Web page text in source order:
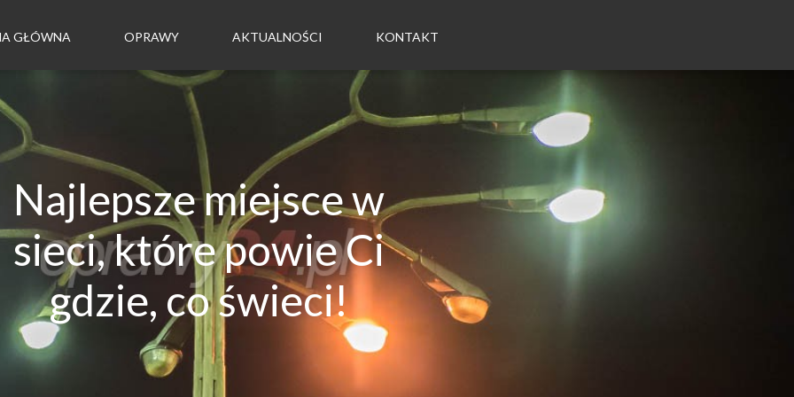
GŁÓWNA OPRAWY AKTUALNOŚCI KONTAKT
Najlepsze miejsce w
sieci, które powie Ci
gdzie, co świeci!